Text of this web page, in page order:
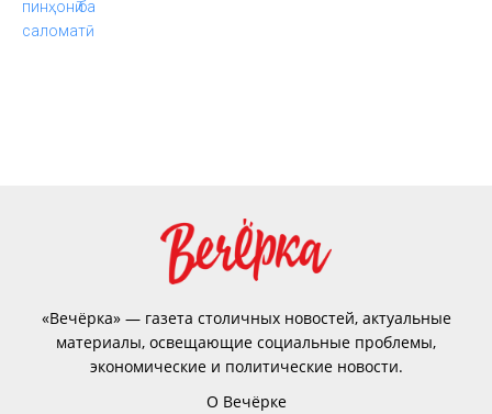
«Вечёрка» — газета столичных новостей, актуальные
материалы, освещающие социальные проблемы,
экономические и политические новости.
О Вечёрке